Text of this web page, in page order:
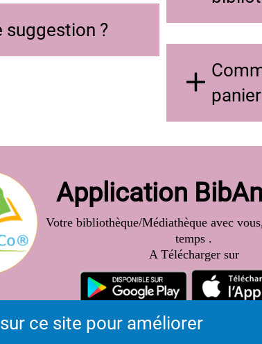
suggestion ?
Application
Votre bibliothèque/Médiathèque avec
temps .
A Télécharger sur
ce site pour améliorer